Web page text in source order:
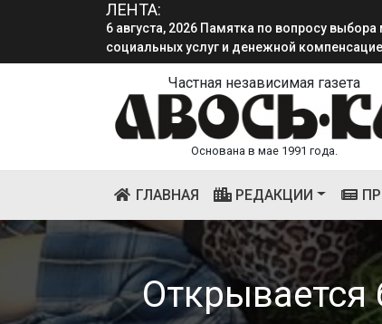
ЛЕНТА:
4 августа, 2026 «Мы встретимся снова!!!»:
смена.
социальных услуг и денежной
Частная независимая газета
Основана в мае 1991 года.
ГЛАВНАЯ(CURRENT)РЕДАКЦИИ
Открывается